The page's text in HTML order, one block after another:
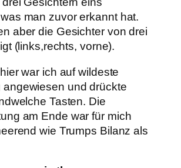
man zuvor erkannt hat.
aber die Gesichter von drei
(links,rechts, vorne).
war ich auf wildeste
angewiesen und drückte
Tasten. Die
am Ende war für mich
wie Trumps Bilanz als